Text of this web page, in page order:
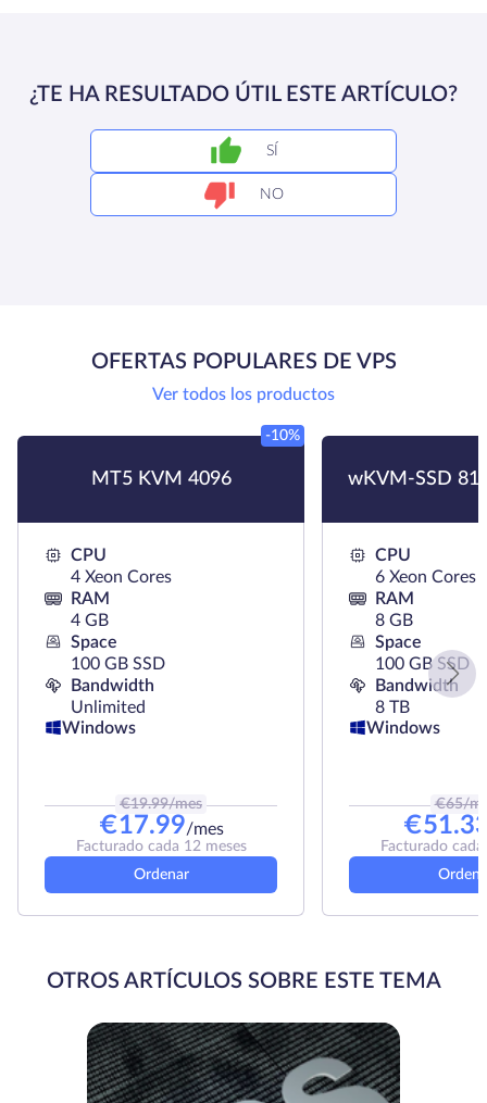
¿TE HA RESULTADO ÚTIL ESTE ARTÍCULO?
SÍ
NO
OFERTAS POPULARES DE VPS
Ver todos los productos
MT5 KVM 4096
-10%
CPU
4 Xeon Cores
RAM
4 GB
Space
100 GB SSD
Bandwidth
Unlimited
Windows
€19.99/mes
€17.99/mes
Facturado cada 12 meses
Ordenar
wKVM-SSD
CPU
6 Xeon Cores
RAM
8 GB
Space
100 GB SSD
Bandwidth
8 TB
Windows
€65/
€
Facturado
OTROS ARTÍCULOS SOBRE ESTE TEMA